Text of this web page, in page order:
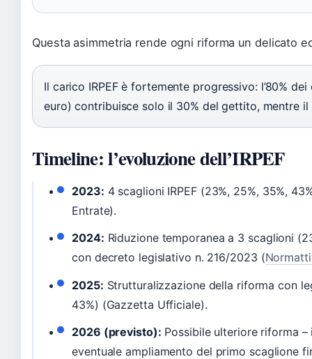
Questa asimmetria rende ogni riforma un delicato
Il carico IRPEF è fortemente progressivo: l’80%
euro) contribuisce solo il 30% del gettito, mentre
Timeline: l’evoluzione dell’IRPEF
2023: 4 scaglioni IRPEF (23%, 25%, 35%,
Entrate).
2024: Riduzione temporanea a 3 scaglioni
con decreto legislativo n. 216/2023 (
2025: Strutturalizzazione della riforma con
43%) (Gazzetta Ufficiale).
2026 (previsto): Possibile ulteriore riforma
eventuale ampliamento del primo scaglione